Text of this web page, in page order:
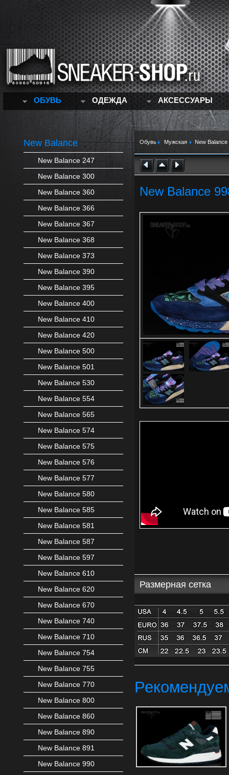
ОБУВЬ ОДЕЖДА АКСЕССУАРЫ
New Balance
New Balance 247
New Balance 300
New Balance 360
New Balance 366
New Balance 367
New Balance 368
New Balance 373
New Balance 390
New Balance 395
New Balance 400
New Balance 410
New Balance 420
New Balance 500
New Balance 501
New Balance 530
New Balance 554
New Balance 565
New Balance 574
New Balance 575
New Balance 576
New Balance 577
New Balance 580
New Balance 585
New Balance 581
New Balance 587
New Balance 597
New Balance 610
New Balance 620
New Balance 670
New Balance 740
New Balance 710
New Balance 754
New Balance 755
New Balance 770
New Balance 800
New Balance 860
New Balance 890
New Balance 891
New Balance 990
Обувь Мужская New Balance
New Balance
Размерная сетка